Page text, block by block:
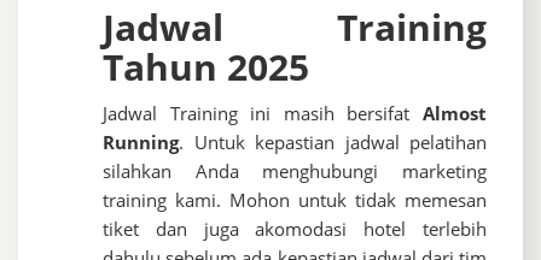
Jadwal Training
Tahun 2025
Jadwal Training ini masih bersifat Almost
Running. Untuk kepastian jadwal pelatihan
silahkan Anda menghubungi marketing
training kami. Mohon untuk tidak memesan
tiket dan juga akomodasi hotel terlebih